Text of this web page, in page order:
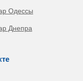
Одессы
Днепра